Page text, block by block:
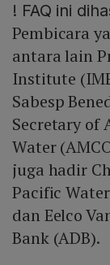
! FAQ ini
Pembicara
antara lain
Institute
Sabesp
Secretary of
Water
juga hadir
Pacific
dan Eelco
Bank (ADB).